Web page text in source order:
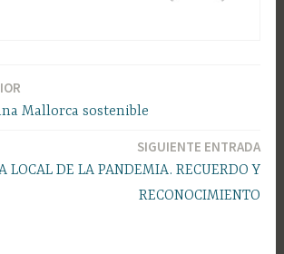
Mallorca sostenible
SIGUIENTE ENTRADA
LOCAL DE LA PANDEMIA. RECUERDO Y
RECONOCIMIENTO